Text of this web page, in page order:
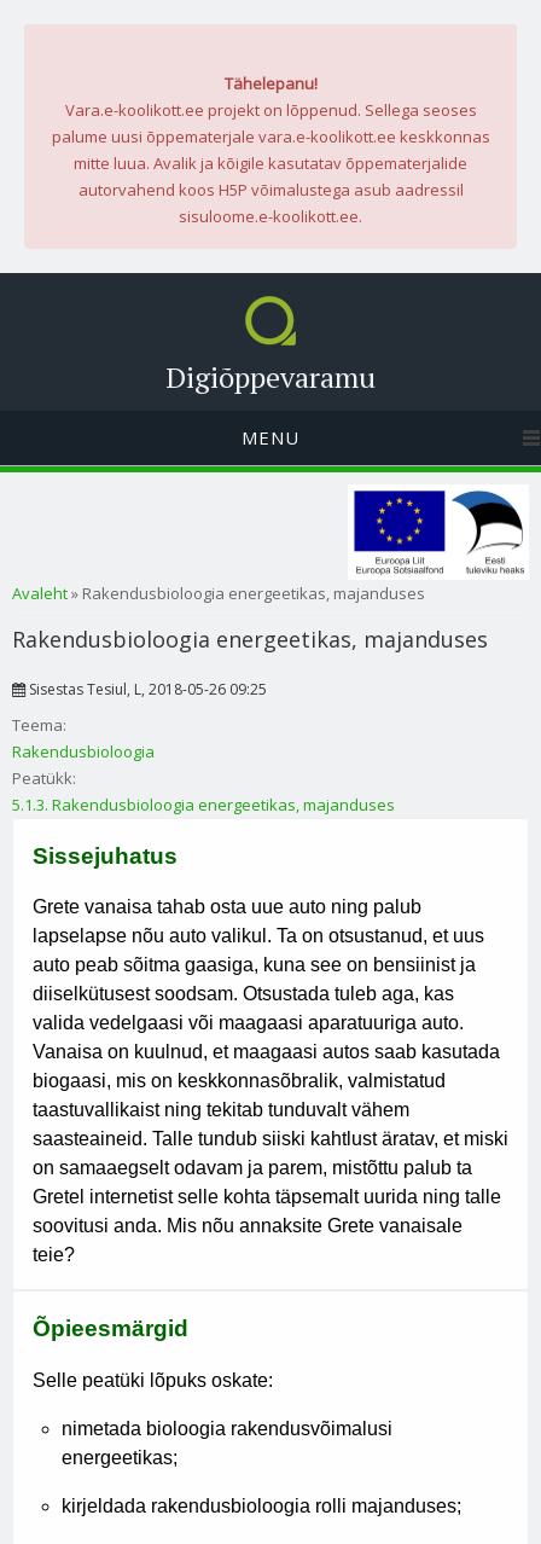
Tähelepanu!
Vara.e-koolikott.ee projekt on lõppenud. Sellega seoses
palume uusi õppematerjale vara.e-koolikott.ee keskkonnas
mitte luua. Avalik ja kõigile kasutatav õppematerjalide
autorvahend koos H5P võimalustega asub aadressil
sisuloome.e-koolikott.ee.
Digiõppevaramu
MENU
Sa oled siin
Avaleht» Rakendusbioloogia energeetikas, majanduses
Rakendusbioloogia energeetikas, majanduses
SisestasTesiul, L, 2018-05-26 09:25
Teema:
Rakendusbioloogia
Peatükk:
5.1.3. Rakendusbioloogia energeetikas, majanduses